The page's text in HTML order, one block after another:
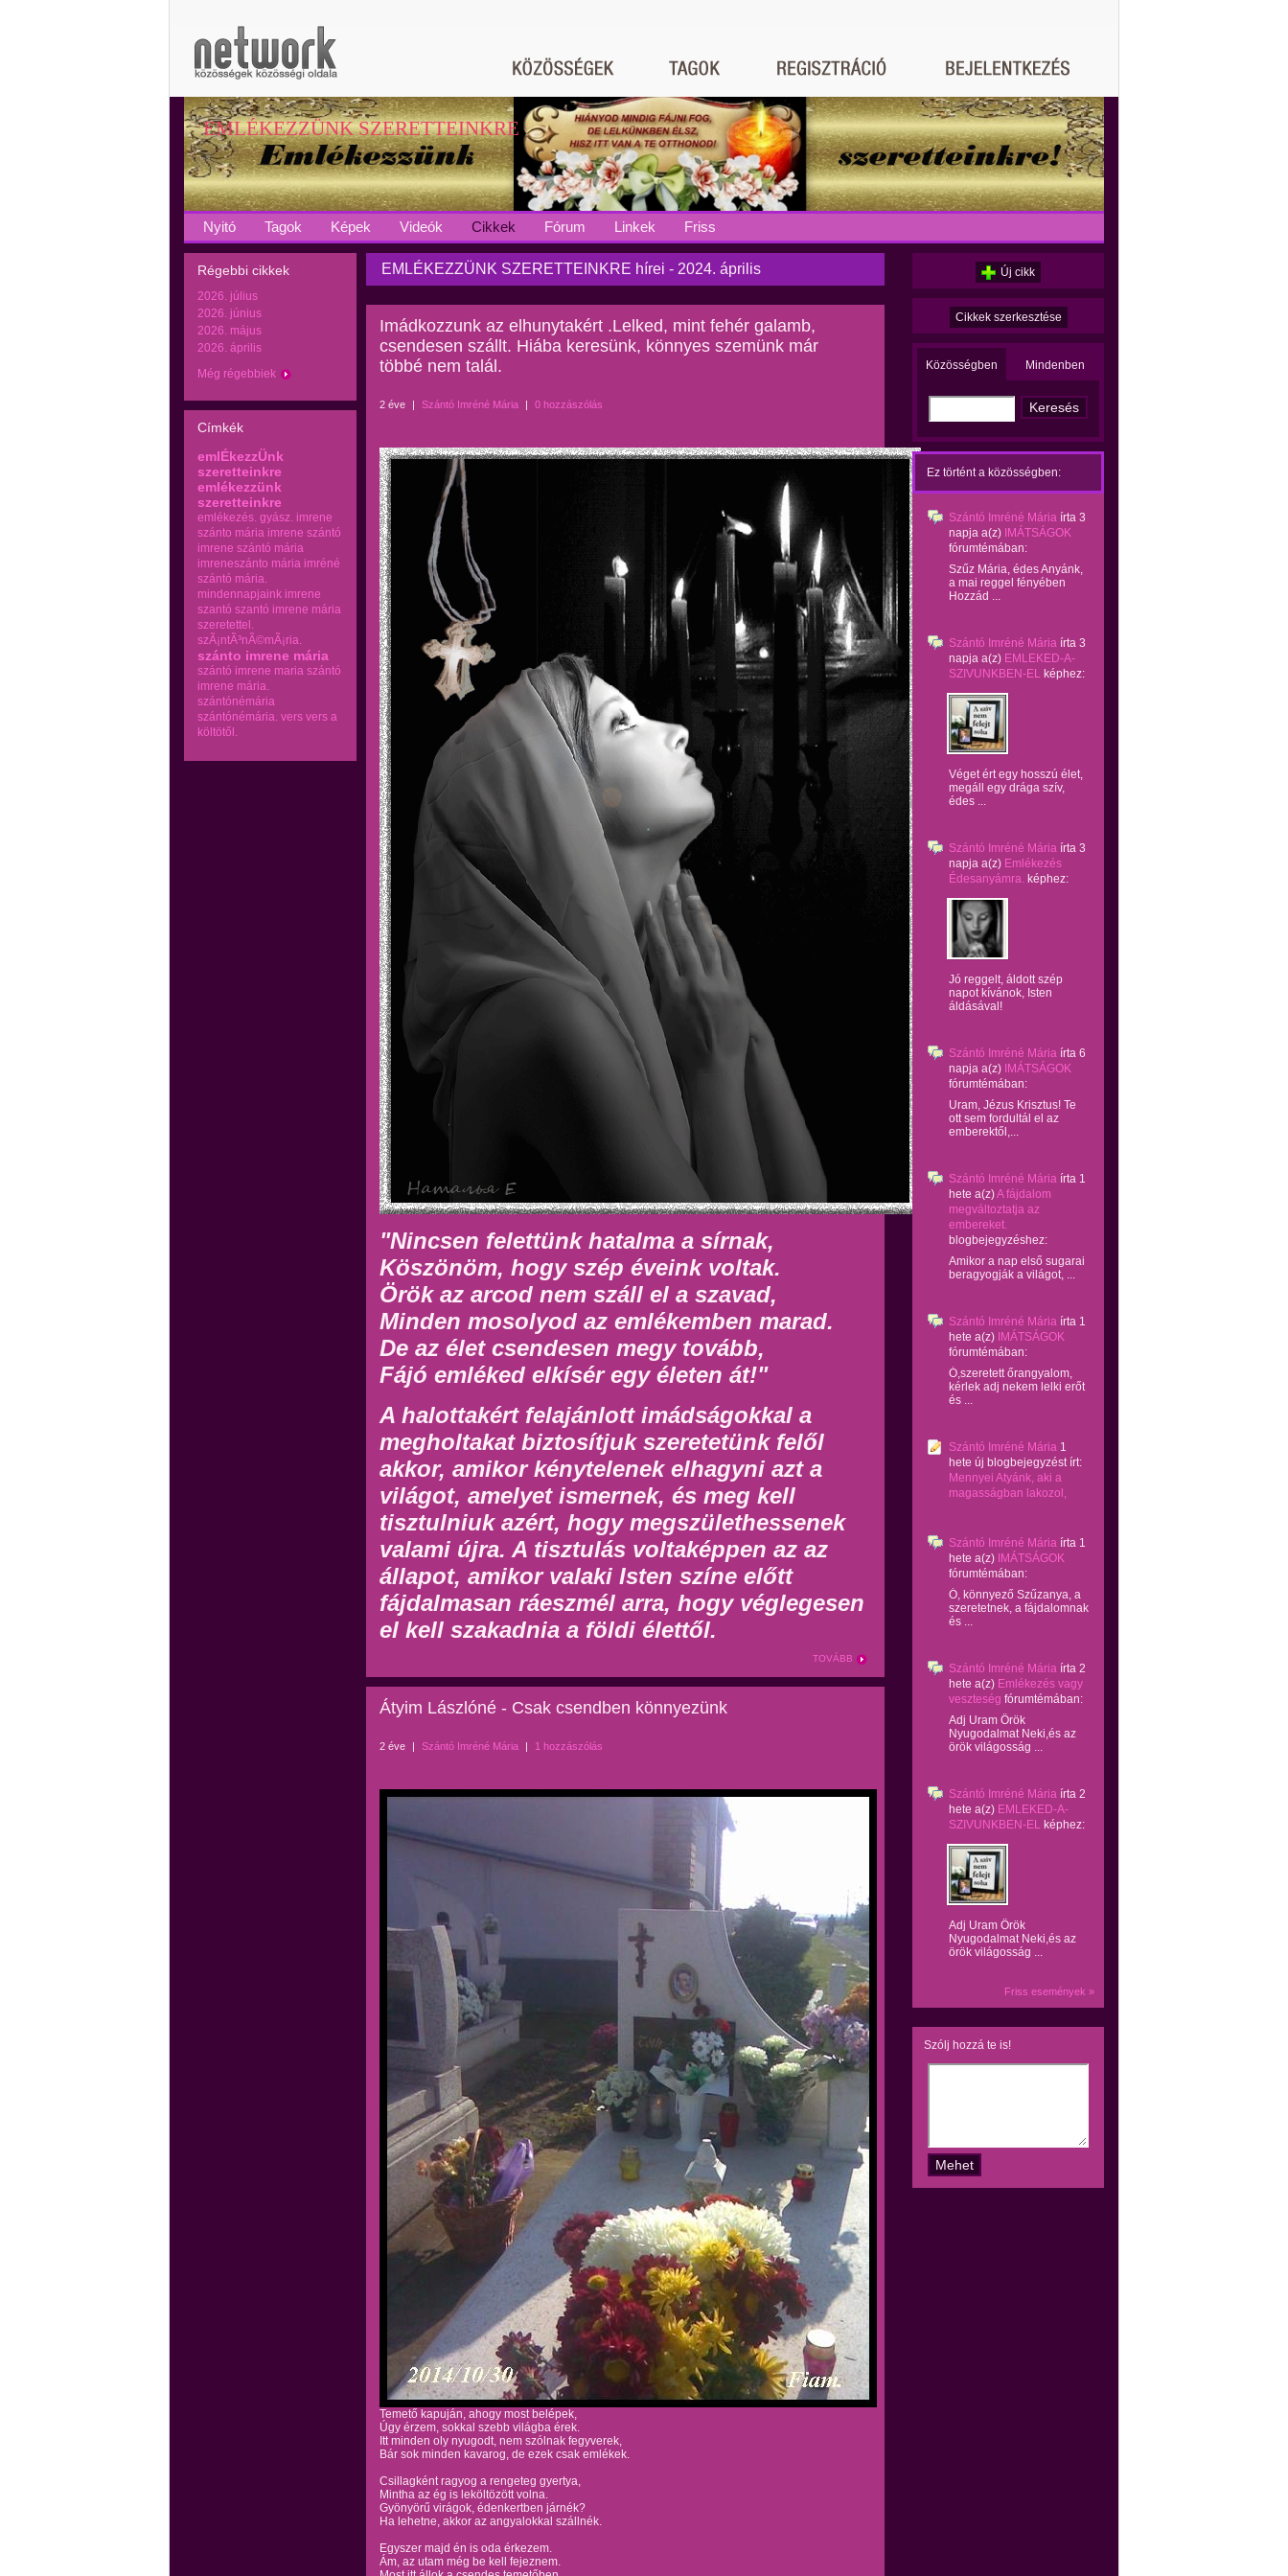
EMLÉKEZZÜNK SZERETTEINKRE
Nyitó Tagok Képek Videók Cikkek Fórum Linkek Friss
Régebbi cikkek
2026. július
2026. június
2026. május
2026. április
Még régebbiek
Címkék
emlÉkezzÜnk
szeretteinkre
emlékezzünk
szeretteinkre
emlékezés. gyász. imrene
szánto mária imrene szántó
imrene szántó mária
imreneszánto mária imréné
szántó mária.
mindennapjaink imrene
szantó szantó imrene mária
szeretettel.
szÃ¡ntÃ³nÃ©mÃ¡ria.
szánto imrene mária
szántó imrene maria szántó
imrene mária.
szántónémária
szántónémária. vers vers a
költötől.
EMLÉKEZZÜNK SZERETTEINKRE hírei - 2024. április
Imádkozzunk az elhunytakért .Lelked, mint fehér galamb,
csendesen szállt. Hiába keresünk, könnyes szemünk már
többé nem talál.
2 éve | Szántó Imréné Mária | 0 hozzászólás
"Nincsen felettünk hatalma a sírnak,
Köszönöm, hogy szép éveink voltak.
Örök az arcod nem száll el a szavad,
Minden mosolyod az emlékemben marad.
De az élet csendesen megy tovább,
Fájó emléked elkísér egy életen át!"
A halottakért felajánlott imádságokkal a
megholtakat biztosítjuk szeretetünk felől
akkor, amikor kénytelenek elhagyni azt a
világot, amelyet ismernek, és meg kell
tisztulniuk azért, hogy megszülethessenek
valami újra. A tisztulás voltaképpen az az
állapot, amikor valaki Isten színe előtt
fájdalmasan ráeszmél arra, hogy véglegesen
el kell szakadnia a földi élettől.
TOVÁBB
Átyim Lászlóné - Csak csendben könnyezünk
2 éve | Szántó Imréné Mária | 1 hozzászólás
Temető kapuján, ahogy most belépek,
Úgy érzem, sokkal szebb világba érek.
Itt minden oly nyugodt, nem szólnak fegyverek,
Bár sok minden kavarog, de ezek csak emlékek.
Csillagként ragyog a rengeteg gyertya,
Mintha az ég is leköltözött volna.
Gyönyörű virágok, édenkertben járnék?
Ha lehetne, akkor az angyalokkal szállnék.
Egyszer majd én is oda érkezem.
Ám, az utam még be kell fejeznem.
Új cikk
Cikkek szerkesztése
Közösségben Mindenben
Ez történt a közösségben:
Szántó Imréné Mária írta 3
napja a(z) IMÁTSÁGOK
fórumtémában:
Szűz Mária, édes Anyánk,
a mai reggel fényében
Hozzád ...
Szántó Imréné Mária írta 3
napja a(z) EMLEKED-A-
SZIVUNKBEN-EL képhez:
Véget ért egy hosszú élet,
megáll egy drága szív,
édes ...
Szántó Imréné Mária írta 3
napja a(z) Emlékezés
Édesanyámra. képhez:
Jó reggelt, áldott szép
napot kívánok, Isten
áldásával!
Szántó Imréné Mária írta 6
napja a(z) IMÁTSÁGOK
fórumtémában:
Uram, Jézus Krisztus! Te
ott sem fordultál el az
emberektől,...
Szántó Imréné Mária írta 1
hete a(z)A fájdalom
megváltoztatja az
embereket.
blogbejegyzéshez:
Amikor a nap első sugarai
beragyogják a világot, ...
Szántó Imréné Mária írta 1
hete a(z) IMÁTSÁGOK
fórumtémában:
Ó,szeretett őrangyalom,
kérlek adj nekem lelki erőt
és ...
Szántó Imréné Mária 1
hete új blogbejegyzést írt:
Mennyei Atyánk, aki a
magasságban lakozol,
Szántó Imréné Mária írta 1
hete a(z) IMÁTSÁGOK
fórumtémában:
Ó, könnyező Szűzanya, a
szeretetnek, a fájdalomnak
és ...
Szántó Imréné Mária írta 2
hete a(z) Emlékezés vagy
veszteség fórumtémában:
Adj Uram Örök
Nyugodalmat Neki,és az
örök világosság ...
Szántó Imréné Mária írta 2
hete a(z) EMLEKED-A-
SZIVUNKBEN-EL képhez:
Adj Uram Örök
Nyugodalmat Neki,és az
örök világosság ...
Friss események »
Szólj hozzá te is!